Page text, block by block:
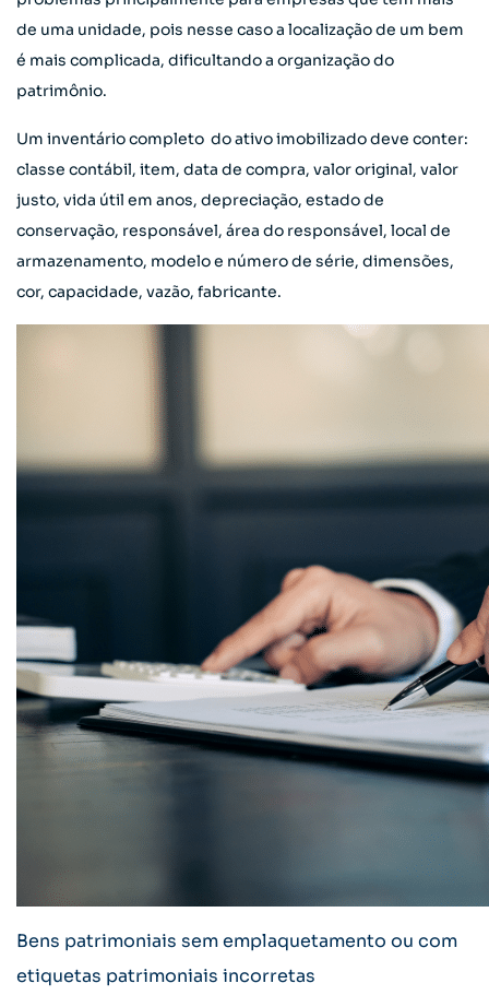
de uma unidade, pois nesse caso a localização de um bem
é mais complicada, dificultando a organização do
patrimônio.
Um inventário completo do ativo imobilizado deve conter:
classe contábil, item, data de compra, valor original, valor
justo, vida útil em anos, depreciação, estado de
conservação, responsável, área do responsável, local de
armazenamento, modelo e número de série, dimensões,
cor, capacidade, vazão, fabricante.
Bens patrimoniais sem emplaquetamento ou com
etiquetas patrimoniais incorretas